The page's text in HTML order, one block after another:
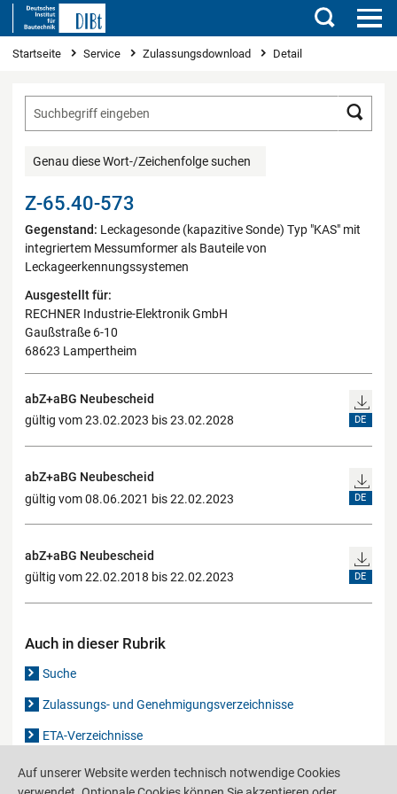
Suchen
Sie sind hier
Startseite Service Zulassungsdownload Detail
Genau diese Wort-/Zeichenfolge suchen
Z-65.40-573
Gegenstand: Leckagesonde (kapazitive Sonde) Typ "KAS" mit
integriertem Messumformer als Bauteile von
Leckageerkennungssystemen
Ausgestellt für:
RECHNER Industrie-Elektronik GmbH
Gaußstraße 6-10
68623 Lampertheim
abZ+aBG Neubescheid
gültig vom 23.02.2023 bis 23.02.2028
DE
abZ+aBG Neubescheid
gültig vom 08.06.2021 bis 22.02.2023
DE
abZ+aBG Neubescheid
gültig vom 22.02.2018 bis 22.02.2023
DE
Auch in dieser Rubrik
Suche
Zulassungs- und Genehmigungsverzeichnisse
ETA-Verzeichnisse
Gutachten-Verzeichnis
Auf unserer Website werden technisch notwendige Cookies